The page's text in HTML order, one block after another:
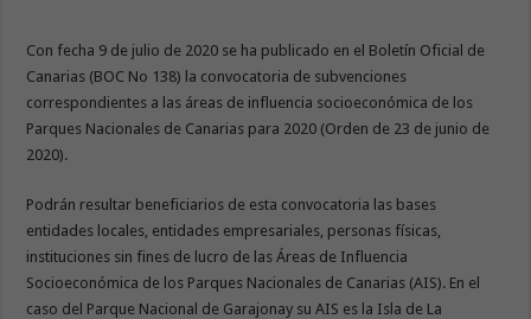
Con fecha 9 de julio de 2020 se ha publicado en el Boletín Oficial de
Canarias (BOC No 138) la convocatoria de subvenciones
correspondientes a las áreas de influencia socioeconómica de los
Parques Nacionales de Canarias para 2020 (Orden de 23 de junio de
2020).
Podrán resultar beneficiarios de esta convocatoria las bases
entidades locales, entidades empresariales, personas físicas,
instituciones sin fines de lucro de las Áreas de Influencia
Socioeconómica de los Parques Nacionales de Canarias (AIS). En el
caso del Parque Nacional de Garajonay su AIS es la Isla de La